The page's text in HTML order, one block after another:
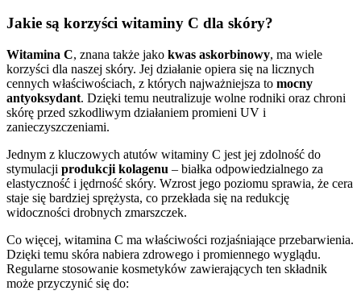
Jakie są korzyści witaminy C dla skóry?
Witamina C, znana także jako kwas askorbinowy, ma wiele
korzyści dla naszej skóry. Jej działanie opiera się na licznych
cennych właściwościach, z których najważniejsza to mocny
antyoksydant. Dzięki temu neutralizuje wolne rodniki oraz chroni
skórę przed szkodliwym działaniem promieni UV i
zanieczyszczeniami.
Jednym z kluczowych atutów witaminy C jest jej zdolność do
stymulacji produkcji kolagenu – białka odpowiedzialnego za
elastyczność i jędrność skóry. Wzrost jego poziomu sprawia, że cera
staje się bardziej sprężysta, co przekłada się na redukcję
widoczności drobnych zmarszczek.
Co więcej, witamina C ma właściwości rozjaśniające przebarwienia.
Dzięki temu skóra nabiera zdrowego i promiennego wyglądu.
Regularne stosowanie kosmetyków zawierających ten składnik
może przyczynić się do: